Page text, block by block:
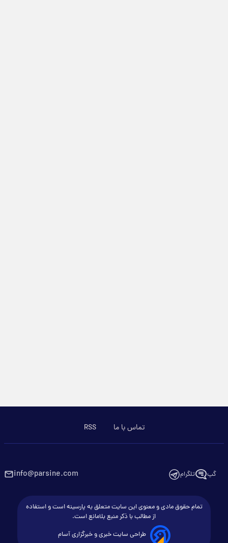
تماس با ما RSS
گپ تلگرام info@parsine.com
تمام حقوق مادی و معنوی این سایت متعلق به پارسینه است و استفاده
از مطالب با ذکر منبع بلامانع است.
طراحی سایت خبری و خبرگزاری آسام